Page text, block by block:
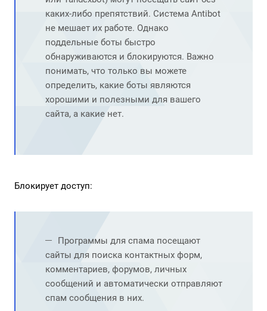
каких-либо препятствий. Система Antibot
не мешает их работе. Однако
поддельные боты быстро
обнаруживаются и блокируются. Важно
понимать, что только вы можете
определить, какие боты являются
хорошими и полезными для вашего
сайта, а какие нет.
Блокирует доступ:
Программы для спама посещают
сайты для поиска контактных форм,
комментариев, форумов, личных
сообщений и автоматически отправляют
спам сообщения в них.